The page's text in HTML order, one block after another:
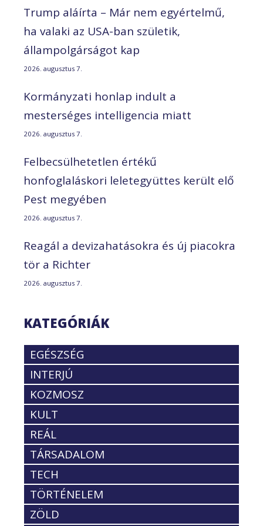
Trump aláírta – Már nem egyértelmű,
ha valaki az USA-ban születik,
állampolgárságot kap
2026. augusztus 7.
Kormányzati honlap indult a
mesterséges intelligencia miatt
2026. augusztus 7.
Felbecsülhetetlen értékű
honfoglaláskori leletegyüttes került elő
Pest megyében
2026. augusztus 7.
Reagál a devizahatásokra és új piacokra
tör a Richter
2026. augusztus 7.
KATEGÓRIÁK
EGÉSZSÉG
INTERJÚ
KOZMOSZ
KULT
REÁL
TÁRSADALOM
TECH
TÖRTÉNELEM
ZÖLD